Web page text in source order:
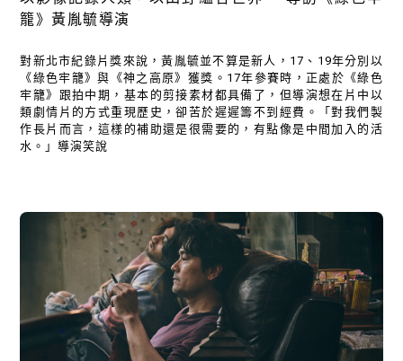
籠》黃胤毓導演
對新北市紀錄片獎來說，黃胤毓並不算是新人，17、19年分別以
《綠色牢籠》與《神之高原》獲獎。17年參賽時，正處於《綠色
牢籠》跟拍中期，基本的剪接素材都具備了，但導演想在片中以
類劇情片的方式重現歷史，卻苦於遲遲籌不到經費。「對我們製
作長片而言，這樣的補助還是很需要的，有點像是中間加入的活
水。」導演笑說